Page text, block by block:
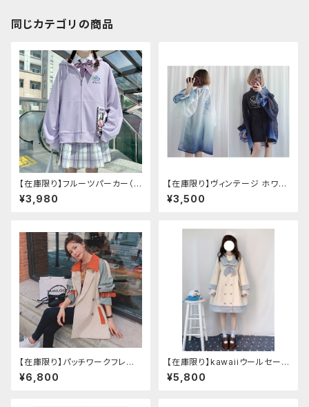
同じカテゴリの商品
【在庫限り】フルーツパーカー（ブ
ルべリ、ブドウ、キウイ、チェリー、
ぶどう
¥3,980
【在庫限り】ヴィンテージ ホワイ
トタイガー チョンサム ショートス
リーブ
¥3,500
【在庫限り】パッチワークフレン
チコート（ショート/ロング）
¥6,800
【在庫限り】kawaiiウールセーラ
ージャケット(胸元リボン付き) M
サイズ
¥5,800